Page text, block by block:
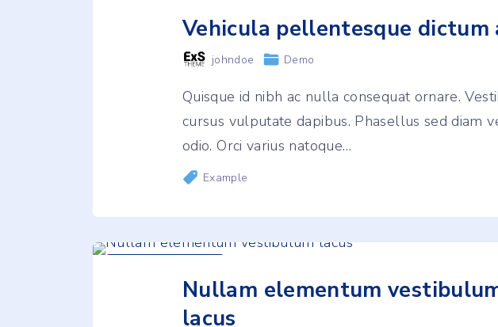
Vehicula pellentesque dictum
johndoe Demo
Quisque id nibh ac nulla consequat ornare.
cursus vulputate dapibus. Phasellus sed diam
odio. Orci varius natoque…
Example
Nullam elementum
lacus